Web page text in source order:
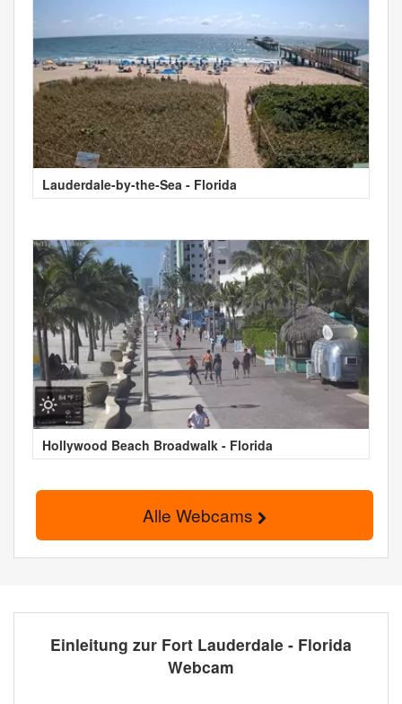
Lauderdale-by-the-Sea - Florida
Hollywood Beach Broadwalk - Florida
Alle Webcams
Einleitung zur Fort Lauderdale - Florida
Webcam